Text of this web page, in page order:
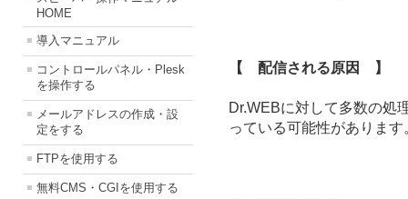
HOME
導入マニュアル
コントロールパネル・Plesk
を操作する
メールアドレスの作成・設
定をする
FTPを使用する
無料CMS・CGIを使用する
【 配信される原因 】
Dr.WEBに対して多数の処
っている可能性があります